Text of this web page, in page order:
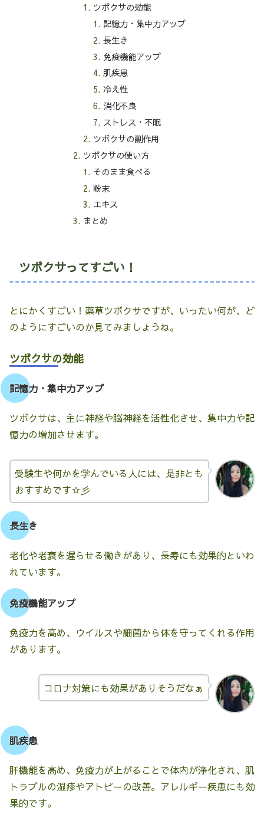
ツボクサの効能
記憶力・集中力アップ
長生き
免疫機能アップ
肌疾患
冷え性
消化不良
ストレス・不眠
ツボクサの副作用
ツボクサの使い方
そのまま食べる
粉末
エキス
まとめ
ツボクサってすごい！
とにかくすごい！薬草ツボクサですが、いったい何が、ど
のようにすごいのか見てみましょうね。
ツボクサの効能
記憶力・集中力アップ
ツボクサは、主に神経や脳神経を活性化させ、集中力や記
憶力の増加させます。
受験生や何かを学んでいる人には、是非とも
おすすめです☆彡
長生き
老化や老衰を遅らせる働きがあり、長寿にも効果的といわ
れています。
免疫機能アップ
免疫力を高め、ウイルスや細菌から体を守ってくれる作用
があります。
コロナ対策にも効果がありそうだなぁ
肌疾患
肝機能を高め、免疫力が上がることで体内が浄化され、肌
トラブルの湿疹やアトピーの改善。アレルギー疾患にも効
果的です。